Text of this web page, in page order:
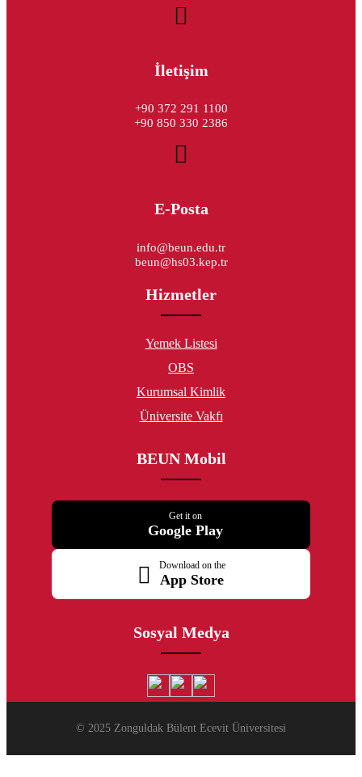
İletişim
+90 372 291 1100
+90 850 330 2386
E-Posta
info@beun.edu.tr
beun@hs03.kep.tr
Hizmetler
Yemek Listesi
OBS
Kurumsal Kimlik
Üniversite Vakfı
BEUN Mobil
Get it on
Google Play
Download on the
App Store
Sosyal Medya
© 2025 Zonguldak Bülent Ecevit Üniversitesi